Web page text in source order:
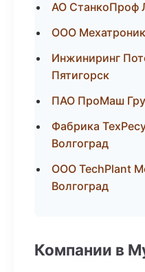
АО СтанкоПроф
ООО
Инжиниринг
Пятигорск
ПАО ПроМаш
Фабрика
Волгоград
ООО TechPlant
Волгоград
Компании в